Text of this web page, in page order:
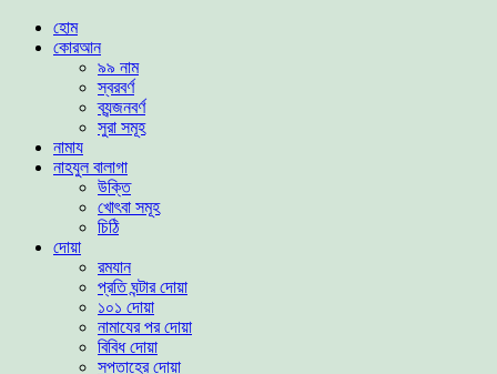
হোম
কোরআন
৯৯ নাম
স্বরবর্ণ
ব্যন্জনবর্ণ
সুরা সমূহ
নামায
নাহযুল বালাগা
উক্তি
খোৎবা সমূহ
চিঠি
দোয়া
রমযান
প্রতি ঘন্টার দোয়া
১০১ দোয়া
নামাযের পর দোয়া
বিবিধ দোয়া
সপ্তাহের দোয়া